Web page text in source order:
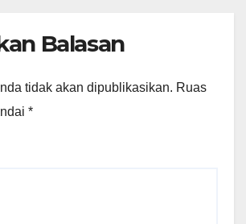
Balasan
tidak akan dipublikasikan. Ruas
*